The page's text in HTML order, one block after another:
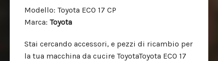
Modello: Toyota ECO 17 CP
Marca: Toyota
Stai cercando accessori, e pezzi di ricambio per
la tua macchina da cucire ToyotaToyota ECO 17